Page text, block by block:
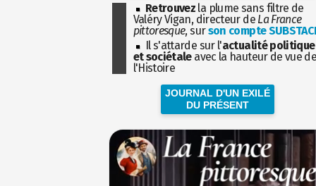
Retrouvez la plume sans filtre de
Valéry Vigan, directeur de La France
pittoresque, surson compte
Il s'attarde sur l'actualité politique
et sociétaleavec la hauteur de vue
l'Histoire
JOURNAL D'UN EXILÉ
DU PRÉSENT